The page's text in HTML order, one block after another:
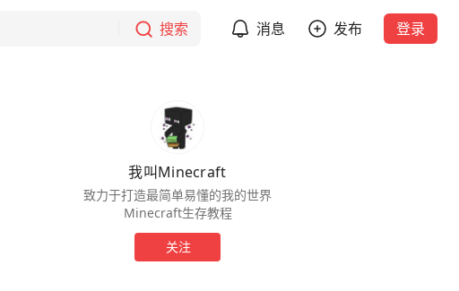
搜索 消息 发布 登录
我叫Minecraft
致力于打造最简单易懂的我的世界
Minecraft生存教程
关注